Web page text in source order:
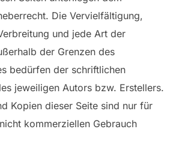
Die Vervielfältigung,
und jede Art der
der Grenzen des
bedürfen der schriftlichen
jeweiligen Autors bzw. Erstellers.
Kopien dieser Seite sind nur für
kommerziellen Gebrauch